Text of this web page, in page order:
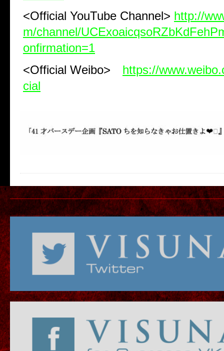
<Official YouTube Channel> http://
m/channel/
onfirmation=1
<Official Weibo>
https://
cial